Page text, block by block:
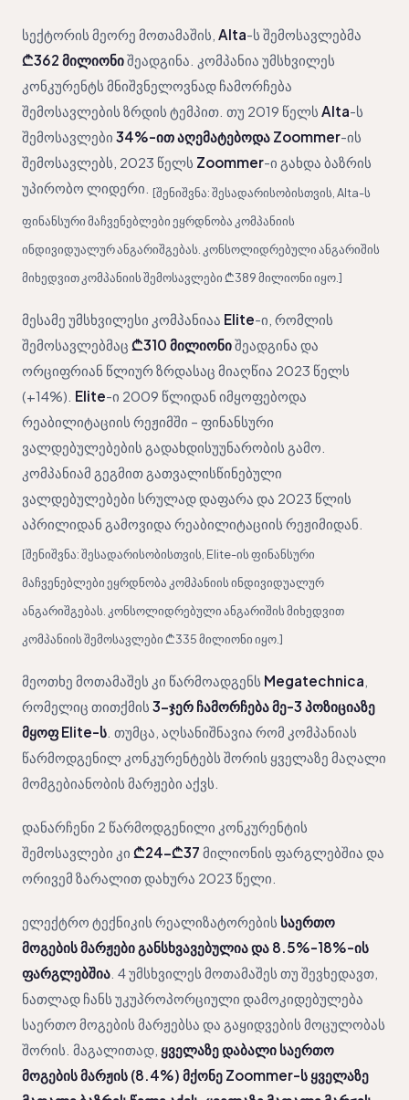
სექტორის მეორე მოთამაშის, Alta-ს შემოსავლებმა
₾362 მილიონიშეადგინა. კომპანია უმსხვილეს
კონკურენტს მნიშვნელოვნად ჩამორჩება
შემოსავლების ზრდის ტემპით. თუ 2019 წელს Alta-ს
შემოსავლები 34%-ით აღემატებოდა Zoommer-ის
შემოსავლებს, 2023 წელს Zoommer-ი გახდა ბაზრის
უპირობო ლიდერი.
[შენიშვნა: შესადარისობისთვის, Alta-ს
ფინანსური მაჩვენებლები ეყრდნობა კომპანიის
ინდივიდუალურ ანგარიშგებას. კონსოლიდრებული ანგარიშის
მიხედვით კომპანიის შემოსავლები ₾389 მილიონი იყო.]
მესამე უმსხვილესი კომპანიაა Elite-ი, რომლის
შემოსავლებმაც ₾310 მილიონიშეადგინა და
ორციფრიან წლიურ ზრდასაც მიაღწია 2023 წელს
(+14%). Elite-ი 2009 წლიდან იმყოფებოდა
რეაბილიტაციის რეჟიმში – ფინანსური
ვალდებულებების გადახდისუუნარობის გამო.
კომპანიამ გეგმით გათვალისწინებული
ვალდებულებები სრულად დაფარა და 2023 წლის
აპრილიდან გამოვიდა რეაბილიტაციის რეჟიმიდან.
[შენიშვნა: შესადარისობისთვის, Elite-ის ფინანსური
მაჩვენებლები ეყრდნობა კომპანიის ინდივიდუალურ
ანგარიშგებას. კონსოლიდრებული ანგარიშის მიხედვით
კომპანიის შემოსავლები ₾335 მილიონი იყო.]
მეოთხე მოთამაშეს კი წარმოადგენს Megatechnica
რომელიც თითქმის 3-ჯერ ჩამორჩება მე-3 პოზიციაზე
მყოფ Elite-ს . თუმცა, აღსანიშნავია რომ კომპანიას
წარმოდგენილ კონკურენტებს შორის ყველაზე მაღალი
მომგებიანობის მარჟები აქვს.
დანარჩენი 2 წარმოდგენილი კონკურენტის
შემოსავლები კი ₾24-₾37 მილიონის ფარგლებშია და
ორივემ ზარალით დახურა 2023 წელი.
ელექტრო ტექნიკის რეალიზატორების საერთო
მოგების მარჟები განსხვავებულია და 8.5%-18%-ის
ფარგლებშია . 4 უმსხვილეს მოთამაშეს თუ შევხედავთ,
ნათლად ჩანს უკუპროპორციული დამოკიდებულება
საერთო მოგების მარჟებსა და გაყიდვების მოცულობას
შორის. მაგალითად, ყველაზე დაბალი საერთო
მოგების მარჟის (8.4%) მქონე Zoommer-ს ყველაზე